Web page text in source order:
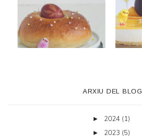
ARXIU DEL BLOG
► 2024 (1)
► 2023 (5)